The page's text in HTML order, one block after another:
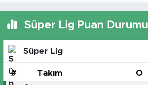
Süper Lig Puan Durumu
Süper Lig
# Takım O